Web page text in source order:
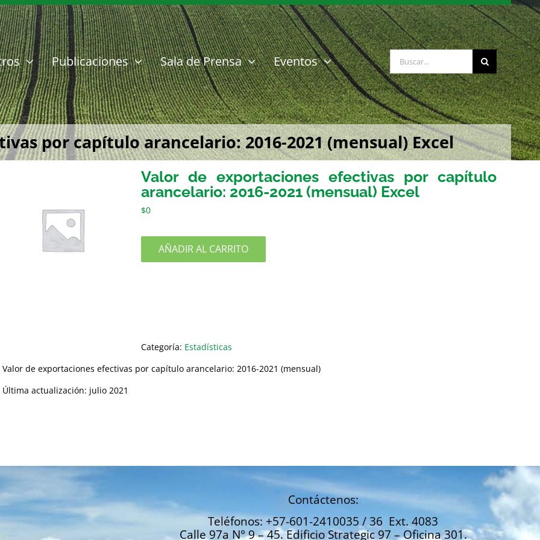
Publicaciones Sala de Prensa Eventos Buscar:
por capítulo arancelario: 2016-2021 (mensual) Excel
Valor de exportaciones efectivas por capítulo
arancelario: 2016-2021 (mensual) Excel
$0
AÑADIR AL CARRITO
Categoría: Estadísticas
Valor de exportaciones efectivas por capítulo arancelario: 2016-2021 (mensual)
Última actualización: julio 2021
Contáctenos:
Teléfonos: +57-601-2410035 / 36 Ext. 4083
Calle 97a N° 9 – 45. Edificio Strategic 97 – Oficina 301.